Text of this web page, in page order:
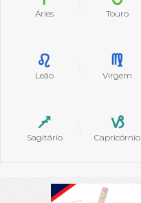
Áries Touro
Leão Virgem
Sagitário Capricórnio